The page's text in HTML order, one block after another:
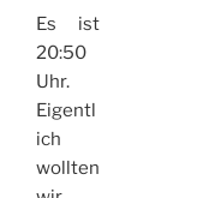
Es ist
20:50
Uhr.
Eigentl
ich
wollten